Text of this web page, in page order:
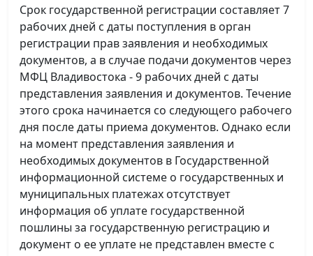
Срок государственной регистрации составляет 7
рабочих дней с даты поступления в орган
регистрации прав заявления и необходимых
документов, а в случае подачи документов через
МФЦ Владивостока - 9 рабочих дней с даты
представления заявления и документов. Течение
этого срока начинается со следующего рабочего
дня после даты приема документов. Однако если
на момент представления заявления и
необходимых документов в Государственной
информационной системе о государственных и
муниципальных платежах отсутствует
информация об уплате государственной
пошлины за государственную регистрацию и
документ о ее уплате не представлен вместе с